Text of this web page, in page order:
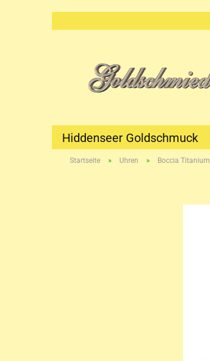
Hiddenseer Goldschmuck
Startseite » Uhren » Boccia Titanium